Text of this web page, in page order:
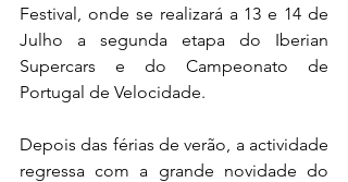
Festival, onde se realizará a 13 e 14 de
Julho a segunda etapa do Iberian
Supercars e do Campeonato de
Portugal de Velocidade.
Depois das férias de verão, a actividade
regressa com a grande novidade do